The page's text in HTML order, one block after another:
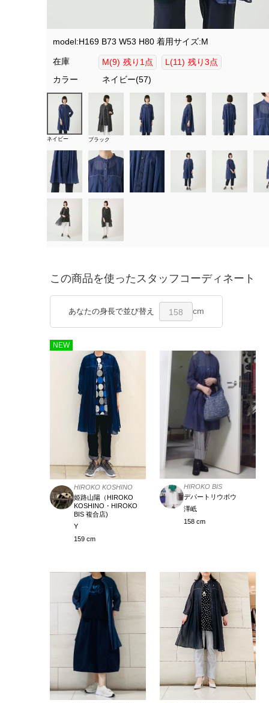
model:H169 B73 W53 H80 着用サイズ:M
在庫 M(9) 残り1点 L(11) 残り3点
カラー
ネイビー(57)
ネイビー ブラック
この商品を使ったスタッフコーディネート
あなたの身長で並び替え 158 cm
NEW
HIROKO KOSHINO
姫路山陽（HIROKO
KOSHINO・HIROKO
BIS 複合店)
Y
159 cm
HIROKO BIS
デパートリウボウ
澤岻
158 cm